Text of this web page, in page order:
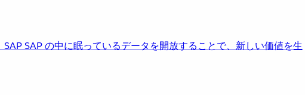
SAPSAP の中に眠っているデータを開放することで、新しい価値を生